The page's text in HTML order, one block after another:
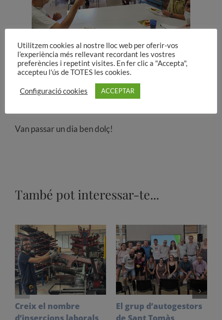
Un detall molt bonic per endolcir-los el dia i agrair-los
la feina a totes les persones que al llarg de l’any
rajoles, pintant bombons o preparant comandes,
Van passar un dia ben dolç!
També pot interessar-te...
Creix el nombre
El grup d’autogestors
Utilitzem cookies al nostre lloc web per oferir-vos
l’experiència més rellevant recordant les vostres
preferències i repetint visites. En fer clic a "Accepta",
accepteu l'ús de TOTES les cookies.
Configuració cookies ACCEPTAR